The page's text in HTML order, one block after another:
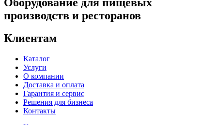
Оборудование для пищевых
производств и ресторанов
Клиентам
Каталог
Услуги
О компании
Доставка и оплата
Гарантия и сервис
Решения для бизнеса
Контакты